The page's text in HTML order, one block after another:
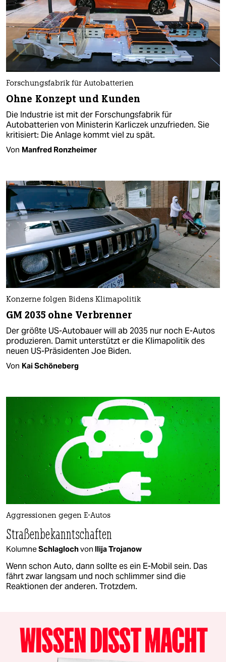
Forschungsfabrik für Autobatterien
Ohne Konzept und Kunden
Die Industrie ist mit der Forschungsfabrik für
Autobatterien von Ministerin Karliczek unzufrieden. Sie
kritisiert: Die Anlage kommt viel zu spät.
Von Manfred Ronzheimer
Konzerne folgen Bidens Klimapolitik
GM 2035 ohne Verbrenner
Der größte US-Autobauer will ab 2035 nur noch E-Autos
produzieren. Damit unterstützt er die Klimapolitik des
neuen US-Präsidenten Joe Biden.
Von Kai Schöneberg
Aggressionen gegen E-Autos
Straßenbekanntschaften
KolumneSchlaglochvon Ilija Trojanow
Wenn schon Auto, dann sollte es ein E-Mobil sein. Das
fährt zwar langsam und noch schlimmer sind die
Reaktionen der anderen. Trotzdem.